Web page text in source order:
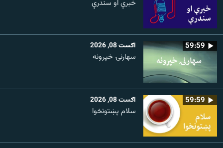
خبرې او سندرې
59:59 اګست 08, 2026
سهارنۍ خپرونه
59:59 اګست 08, 2026
سلام پښتونخوا